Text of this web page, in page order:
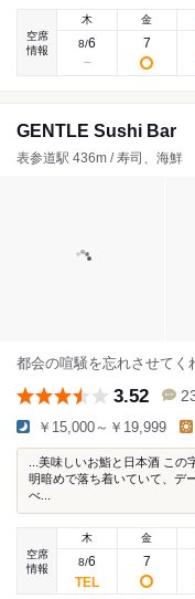
空席
情報
木
8/6
金
7
GENTLE Sushi Bar
表参道駅 436m / 寿司、海鮮
都会の喧騒を忘れさせてく
3.52
￥15,000～￥19,999
...美味しいお鮨と日本酒 こ
明暗めで落ち着いていて、デ
べ...
空席
情報
木
8/6
金
7